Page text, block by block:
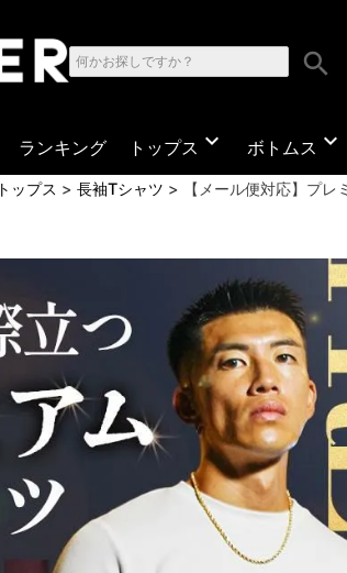
search
ランキング トップス expand_more ボトムス expand_more
トップス 長袖Tシャツ 【メール便対応】プレ